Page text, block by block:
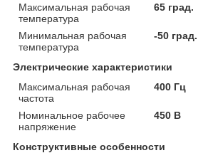
Максимальная рабочая
температура
65 град.
Минимальная рабочая
температура
-50 град.
Электрические характеристики
Максимальная рабочая
частота
400 Гц
Номинальное рабочее
напряжение
450 В
Конструктивные особенности